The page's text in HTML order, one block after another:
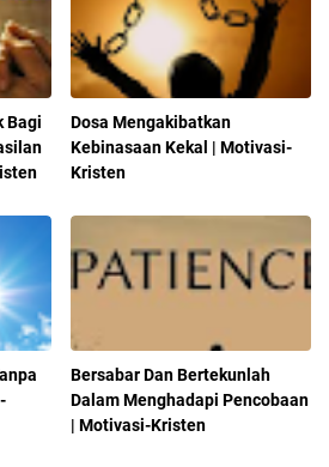
Bagi
Dosa Mengakibatkan
Kebinasaan Kekal | Motivasi-
Kristen
Bersabar Dan Bertekunlah
Dalam Menghadapi Pencobaan
| Motivasi-Kristen